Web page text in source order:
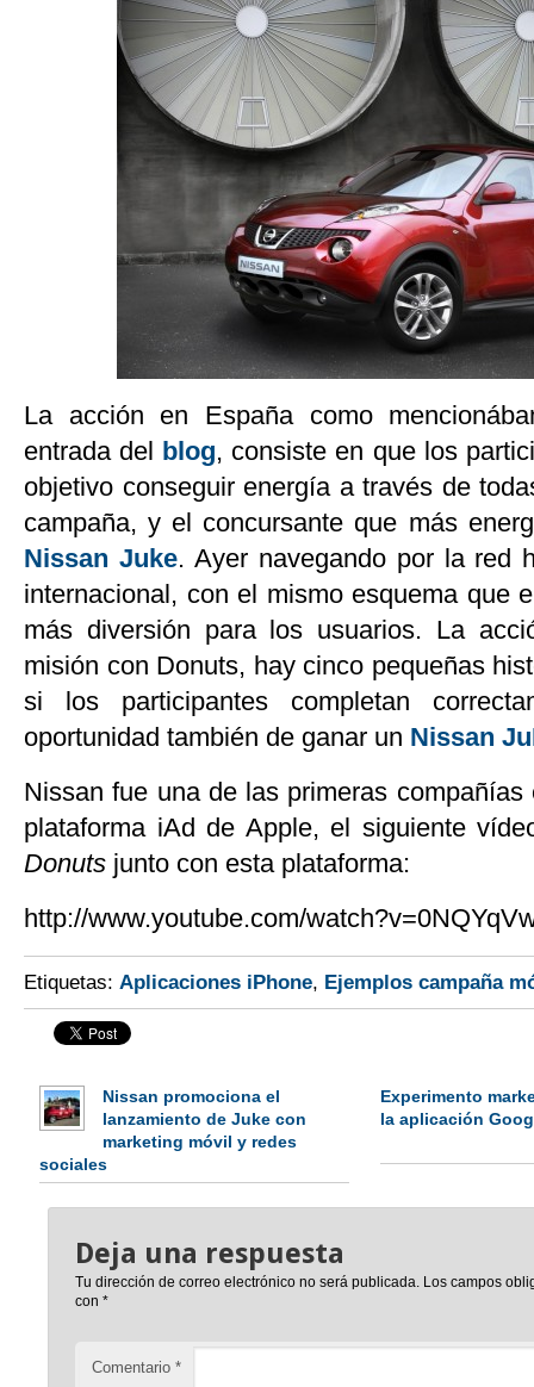
La acción en España como
entrada del blog, consiste en que los
objetivo conseguir energía a través de
campaña, y el concursante que más
Nissan Juke. Ayer navegando por la red
internacional, con el mismo esquema que
más diversión para los usuarios. La
misión con Donuts, hay cinco pequeñas
si los participantes completan
oportunidad también de ganar un Nissan
Nissan fue una de las primeras
plataforma iAd de Apple, el siguiente
Donuts junto con esta plataforma:
http://www.youtube.com/
Etiquetas: Aplicaciones iPhone, Ejemplos campaña
Nissan promociona el
lanzamiento de Juke con
marketing móvil y redes
sociales
Experimento
la aplicación
Deja una respuesta
Tu dirección de correo electrónico no será publicada. Los campos
con*
Comentario*